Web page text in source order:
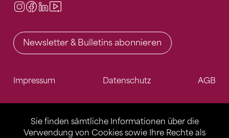
Sie finden sämtliche Informationen über die
Verwendung von Cookies sowie Ihre Rechte als
Instagram
Facebook
LinkedIn
Newsletter & Bulletins abonnieren
Impressum Datenschutz AGB